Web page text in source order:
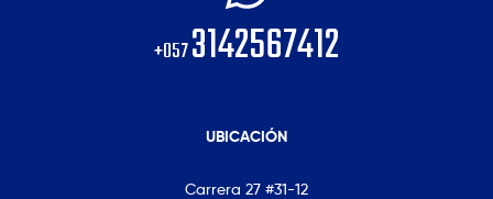
+0573142567412
UBICACIÓN
Carrera 27 #31-12